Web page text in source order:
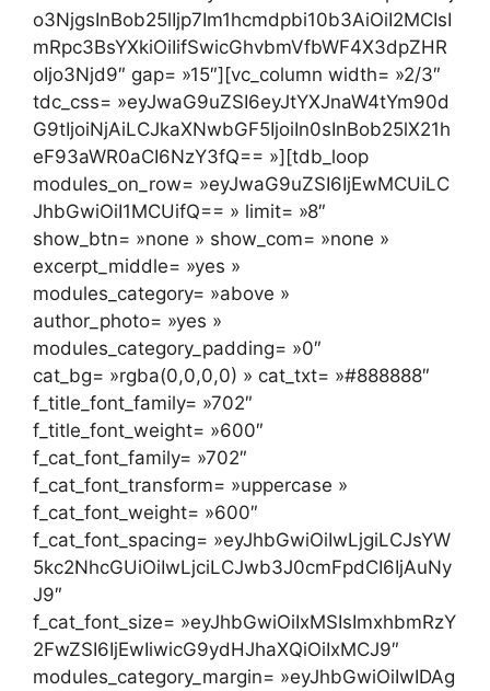
o3NjgsInBob25lIjp7Im1hcmdpbi10b3AiOiI2MCIsI
mRpc3BsYXkiOiIifSwicGhvbmVfbWF4X3dpZHR
oIjo3Njd9″ gap= »15″][vc_column width= »2/3″
tdc_css= »eyJwaG9uZSI6eyJtYXJnaW4tYm90d
G9tIjoiNjAiLCJkaXNwbGF5IjoiIn0sInBob25lX21h
eF93aWR0aCI6NzY3fQ== »][tdb_loop
modules_on_row= »eyJwaG9uZSI6IjEwMCUiLC
JhbGwiOiI1MCUifQ== » limit= »8″
show_btn= »none » show_com= »none »
excerpt_middle= »yes »
modules_category= »above »
author_photo= »yes »
modules_category_padding= »0″
cat_bg= »rgba(0,0,0,0) » cat_txt= »#888888″
f_title_font_family= »702″
f_title_font_weight= »600″
f_cat_font_family= »702″
f_cat_font_transform= »uppercase »
f_cat_font_weight= »600″
f_cat_font_spacing= »eyJhbGwiOiIwLjgiLCJsYW
5kc2NhcGUiOiIwLjciLCJwb3J0cmFpdCI6IjAuNy
J9″
f_cat_font_size= »eyJhbGwiOiIxMSIsImxhbmRzY
2FwZSI6IjEwIiwicG9ydHJhaXQiOiIxMCJ9″
modules_category_margin= »eyJhbGwiOiIwIDAg